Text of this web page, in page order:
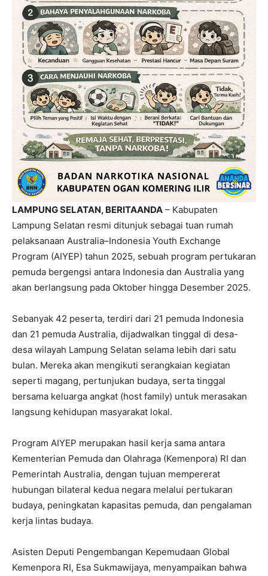
LAMPUNG SELATAN, BERITAANDA – Kabupaten
Lampung Selatan resmi ditunjuk sebagai tuan rumah
pelaksanaan Australia–Indonesia Youth Exchange
Program (AIYEP) tahun 2025, sebuah program pertukaran
pemuda bergengsi antara Indonesia dan Australia yang
akan berlangsung pada Oktober hingga Desember 2025.
Sebanyak 42 peserta, terdiri dari 21 pemuda Indonesia
dan 21 pemuda Australia, dijadwalkan tinggal di desa-
desa wilayah Lampung Selatan selama lebih dari satu
bulan. Mereka akan mengikuti serangkaian kegiatan
seperti magang, pertunjukan budaya, serta tinggal
bersama keluarga angkat (host family) untuk merasakan
langsung kehidupan masyarakat lokal.
Program AIYEP merupakan hasil kerja sama antara
Kementerian Pemuda dan Olahraga (Kemenpora) RI dan
Pemerintah Australia, dengan tujuan mempererat
hubungan bilateral kedua negara melalui pertukaran
budaya, peningkatan kapasitas pemuda, dan pengalaman
kerja lintas budaya.
Asisten Deputi Pengembangan Kepemudaan Global
Kemenpora RI, Esa Sukmawijaya, menyampaikan bahwa